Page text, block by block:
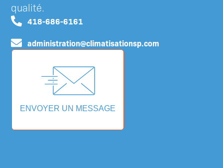
qualité.
418-686-6161
administration@climatisationsp.com
ENVOYER UN MESSAGE